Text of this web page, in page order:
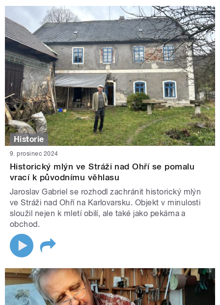
Historie
9. prosinec 2024
Historický mlýn ve Stráži nad Ohří se pomalu
vrací k původnímu věhlasu
Jaroslav Gabriel se rozhodl zachránit historický mlýn
ve Stráži nad Ohří na Karlovarsku. Objekt v minulosti
sloužil nejen k mletí obilí, ale také jako pekárna a
obchod.